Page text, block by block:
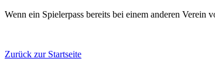
Wenn ein Spielerpass bereits bei einem anderen
Zurück zur Startseite